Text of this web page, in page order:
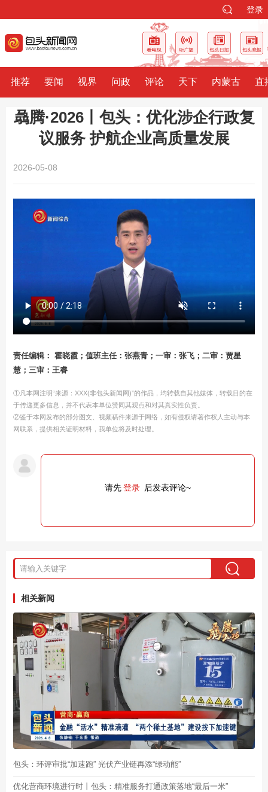
登录
推荐 要闻 视界 问政 评论 天下 内蒙古 直
骉腾·2026丨包头：优化涉企行政复
议服务 护航企业高质量发展
2026-05-08
责任编辑： 霍晓霞；值班主任：张燕青；一审：张飞；二审：贾星
慧；三审：王睿
①凡本网注明“来源：XXX(非包头新闻网)”的作品，均转载自其他媒体，转载目的在
于传递更多信息，并不代表本单位赞同其观点和对其真实性负责。
②鉴于本网发布的部分图文、视频稿件来源于网络，如有侵权请著作权人主动与本
网联系，提供相关证明材料，我单位将及时处理。
请先登录 后发表评论~
相关新闻
包头：环评审批“加速跑” 光伏产业链再添“绿动能”
优化营商环境进行时丨包头：精准服务打通政策落地“最后一米”